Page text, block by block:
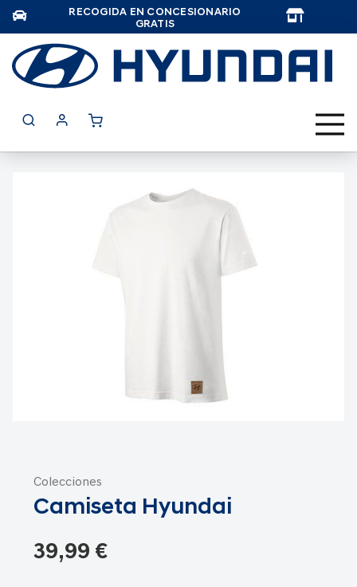
RECOGIDA EN CONCESIONARIO
GRATIS
Colecciones
Camiseta Hyundai
39,99 €
comienzo
galería